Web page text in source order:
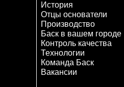
История
Отцы основатели
Производство
Баск в вашем городе
Контроль качества
Технологии
Команда Баск
Вакансии